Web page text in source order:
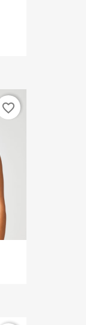
favorite_border